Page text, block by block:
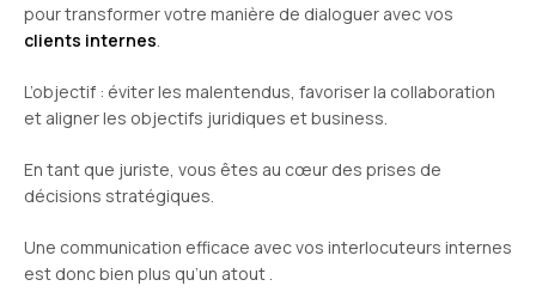
pour transformer votre manière de dialoguer avec vos
clients internes.
L’objectif : éviter les malentendus, favoriser la collaboration
et aligner les objectifs juridiques et business.
En tant que juriste, vous êtes au cœur des prises de
décisions stratégiques.
Une communication efficace avec vos interlocuteurs internes
est donc bien plus qu’un atout .